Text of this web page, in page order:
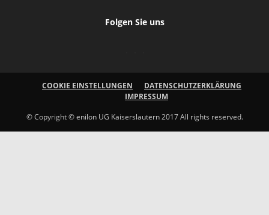
Folgen Sie uns
COOKIE EINSTELLUNGEN
DATENSCHUTZERKLÄRUNG
IMPRESSUM
© Copyright © enilon UG Kaiserslautern 2017 All rights reserved.